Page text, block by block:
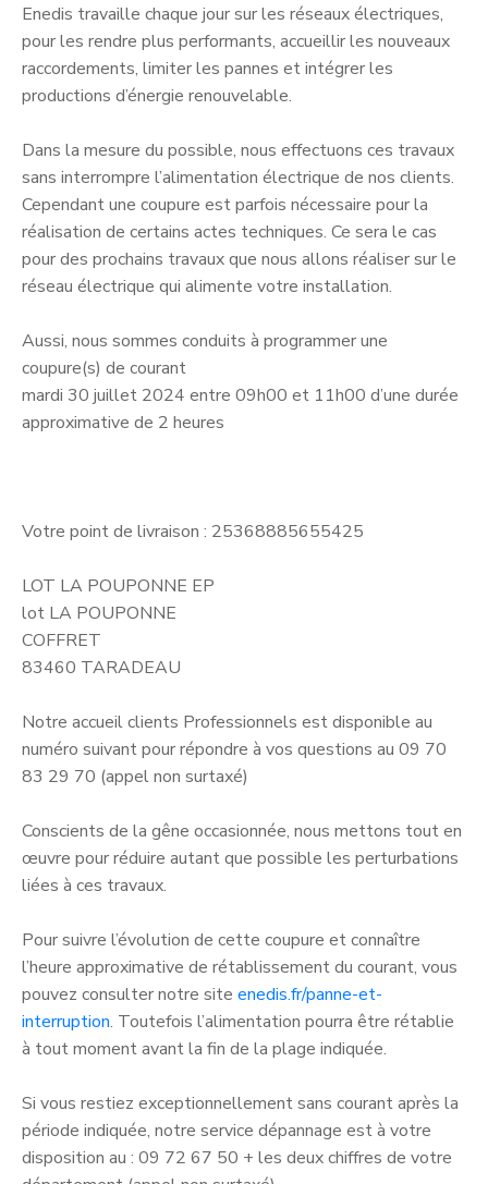
Enedis travaille chaque jour sur les réseaux électriques,
pour les rendre plus performants, accueillir les nouveaux
raccordements, limiter les pannes et intégrer les
productions d’énergie renouvelable.
Dans la mesure du possible, nous effectuons ces travaux
sans interrompre l’alimentation électrique de nos clients.
Cependant une coupure est parfois nécessaire pour la
réalisation de certains actes techniques. Ce sera le cas
pour des prochains travaux que nous allons réaliser sur le
réseau électrique qui alimente votre installation.
Aussi, nous sommes conduits à programmer une
coupure(s) de courant
mardi 30 juillet 2024 entre 09h00 et 11h00 d’une durée
approximative de 2 heures
Votre point de livraison : 25368885655425
LOT LA POUPONNE EP
lot LA POUPONNE
COFFRET
83460 TARADEAU
Notre accueil clients Professionnels est disponible au
numéro suivant pour répondre à vos questions au 09 70
83 29 70 (appel non surtaxé)
Conscients de la gêne occasionnée, nous mettons tout en
œuvre pour réduire autant que possible les perturbations
liées à ces travaux.
Pour suivre l’évolution de cette coupure et connaître
l’heure approximative de rétablissement du courant, vous
pouvez consulter notre site enedis.fr/panne-et-
interruption. Toutefois l’alimentation pourra être rétablie
à tout moment avant la fin de la plage indiquée.
Si vous restiez exceptionnellement sans courant après la
période indiquée, notre service dépannage est à votre
disposition au : 09 72 67 50 + les deux chiffres de votre